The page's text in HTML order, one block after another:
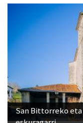
San Bittorreko
eskuragarri